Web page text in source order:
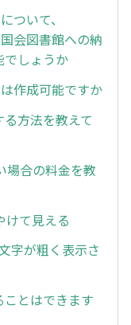
ついて、
会図書館への納
でしょうか
作成可能ですか
方法を教えて
場合の料金を教
けて見える
字が粗く表示さ
とはできます